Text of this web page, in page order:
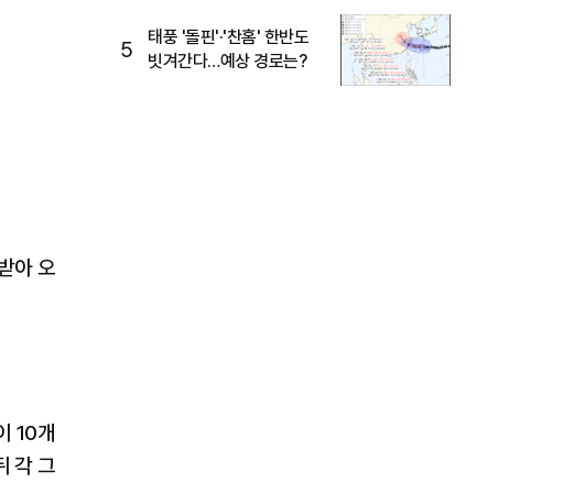
아 오
10개
각 그
5
태풍 '돌핀'·'찬홈' 한반도
빗겨간다…예상 경로는?